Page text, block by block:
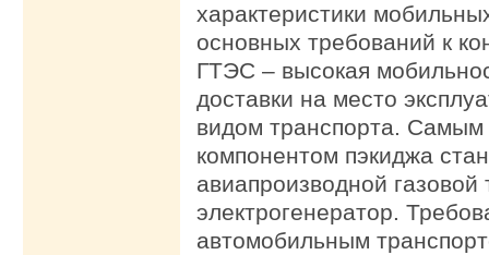
характеристики
основных требований к
ГТЭС – высокая
доставки на место
видом транспорта.
компонентом пэкиджа
авиапроизводной газовой
электрогенератор.
автомобильным